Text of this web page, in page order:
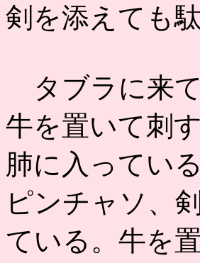
剣を添えても
タブラに来
牛を置いて刺
肺に入ってい
ピンチャソ、
ている。牛を